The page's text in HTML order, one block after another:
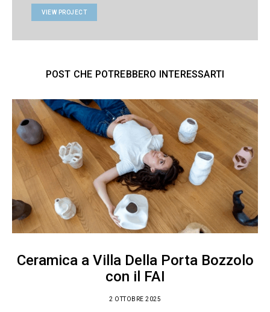
VIEW PROJECT
POST CHE POTREBBERO INTERESSARTI
Ceramica a Villa Della Porta Bozzolo
con il FAI
2 OTTOBRE 2025